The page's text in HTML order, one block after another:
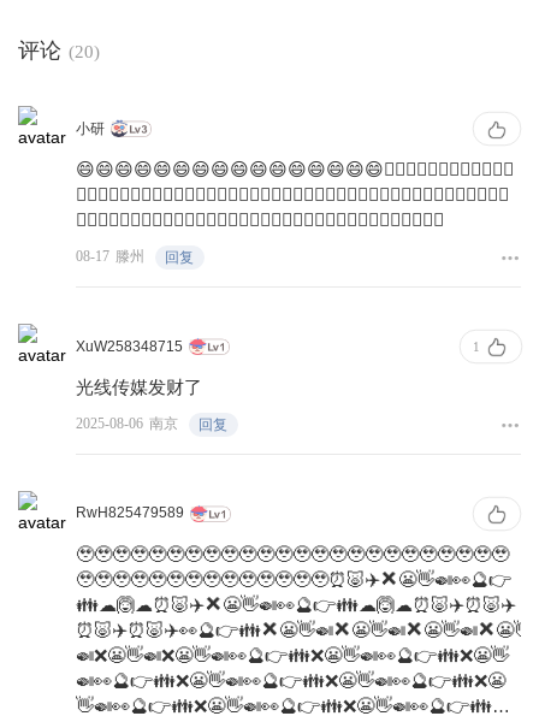
评论 (20)
小研
😄😄😄😄😄😄😄😄😄😄😄😄😄😄😄😄👎🏿👎🏿👎🏿👎🏿👎🏿👎🏿
👎🏿👎🏿👎🏿👎🏿👎🏿👎🏿👎🏿👎🏿👎🏿👎🏿👎🏿👎🏿👎🏿👎🏿👎🏿👎🏿👎🏿👎🏿👎🏿👎🏿
👎🏿👎🏿👎🏿👎🏿👎🏿👎🏿👎🏿👎🏿👎🏿👎🏿👎🏿👎🏿👎🏿👎🏿👎🏿👎🏿👎🏿
08-17 滕州 回复
XuW258348715 1
光线传媒发财了
2025-08-06 南京 回复
RwH825479589
🥹🥹🥹🥹🥹🥹🥹🥹🥹🥹🥹🥹🥹🥹🥹🥹🥹🥹🥹🥹🥹🥹🥹🥹
🥹🥹🥹🥹🥹🥹🥹🥹🥹🥹🥹🥹🥹🥹⏰🐷✈️❌😬👋🍛👀🔮👉
👪☁🙆☁⏰🐷✈️❌😬👋🍛👀🔮👉👪☁🙆☁⏰🐷✈️⏰🐷✈️
⏰🐷✈️⏰🐷✈️👀🔮👉👪❌😬👋🍛❌😬👋🍛❌😬👋🍛❌😬👋
🍛❌😬👋🍛❌😬👋🍛👀🔮👉👪❌😬👋🍛👀🔮👉👪❌😬👋
🍛👀🔮👉👪❌😬👋🍛👀🔮👉👪❌😬👋🍛👀🔮👉👪❌😬
👋🍛👀🔮👉👪❌😬👋🍛👀🔮👉👪❌😬👋🍛👀🔮👉👪❌